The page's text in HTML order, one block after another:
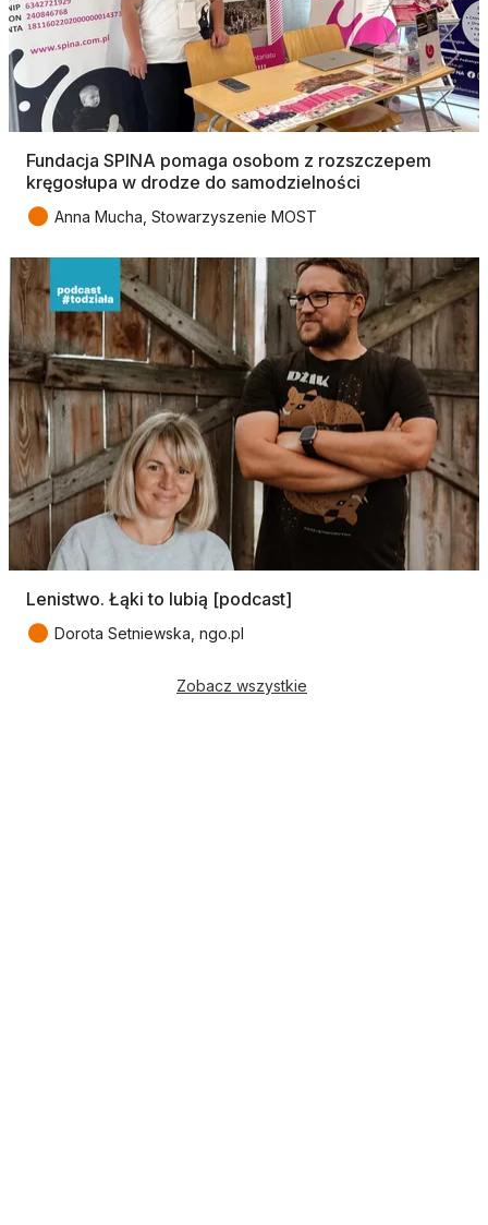
Fundacja SPINA pomaga osobom z rozszczepem
kręgosłupa w drodze do samodzielności
● Anna Mucha, Stowarzyszenie MOST
Lenistwo. Łąki to lubią [podcast]
● Dorota Setniewska, ngo.pl
Zobacz wszystkie